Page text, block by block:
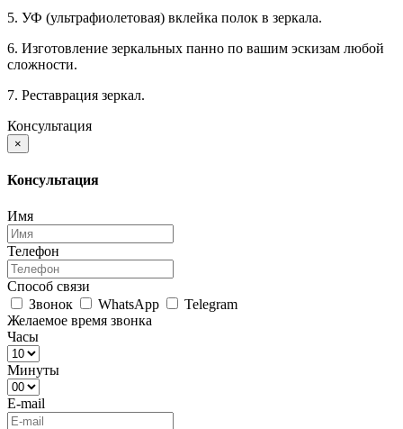
5. УФ (ультрафиолетовая) вклейка полок в зеркала.
6. Изготовление зеркальных панно по вашим эскизам любой
сложности.
7. Реставрация зеркал.
Консультация
×
Консультация
Имя
Телефон
Способ связи
Звонок
WhatsApp
Telegram
Желаемое время звонка
Часы
Минуты
E-mail